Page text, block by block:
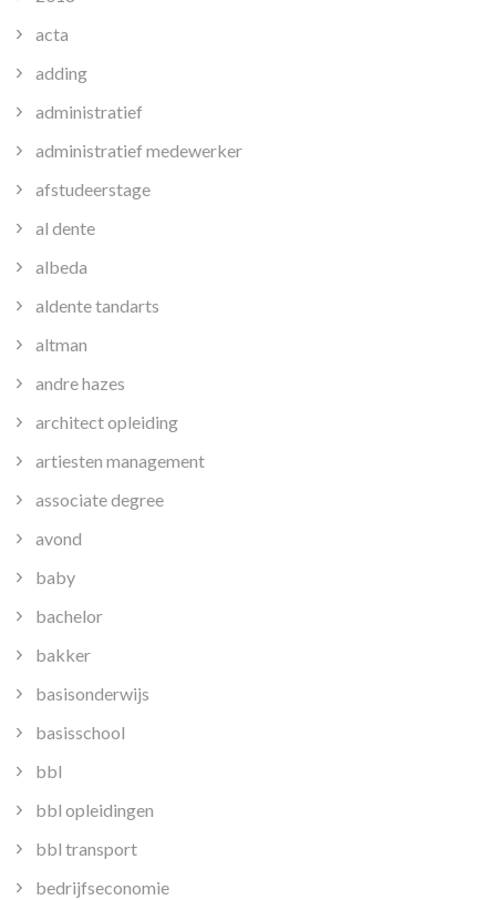
acta
adding
administratief
administratief medewerker
afstudeerstage
al dente
albeda
aldente tandarts
altman
andre hazes
architect opleiding
artiesten management
associate degree
avond
baby
bachelor
bakker
basisonderwijs
basisschool
bbl
bbl opleidingen
bbl transport
bedrijfseconomie